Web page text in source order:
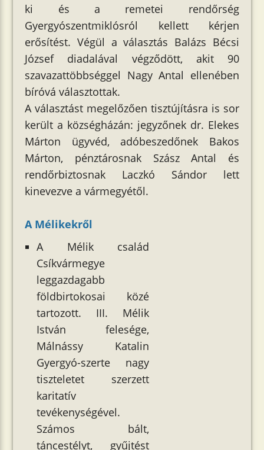
ki és a remetei rendőrség
Gyergyószentmiklósról kellett kérjen
erősítést. Végül a választás Balázs Bécsi
József diadalával végződött, akit 90
szavazattöbbséggel Nagy Antal ellenében
bíróvá választottak.
A választást megelőzően tisztújításra is sor
került a községházán: jegyzőnek dr. Elekes
Márton ügyvéd, adóbeszedőnek Bakos
Márton, pénztárosnak Szász Antal és
rendőrbiztosnak Laczkó Sándor lett
kinevezve a vármegyétől.
A Mélikekről
A Mélik család
Csíkvármegye
leggazdagabb
földbirtokosai közé
tartozott. III. Mélik
István felesége,
Málnássy Katalin
Gyergyó-szerte nagy
tiszteletet szerzett
karitatív
tevékenységével.
Számos bált,
táncestélyt, gyűjtést